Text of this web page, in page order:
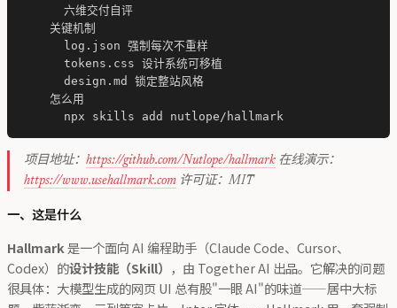
      六维交付自评
    关键机制
      log.json 强制每次不重样
      tokens.css 设计系统可移植
      design.md 锁定整站风格
    怎么用
项目地址： https://github.com/Nutlope/hallmark 在线演示：
https://www.usehallmark.com 许可证：MIT
一、这是什么
Hallmark是一个面向 AI 编程助手（Claude Code、Cursor、
Codex）的设计技能（Skill） ，由 Together AI 出品。它解决的问题
很具体：大模型生成的网页 UI 总有股"一眼 AI"的味道——居中大标